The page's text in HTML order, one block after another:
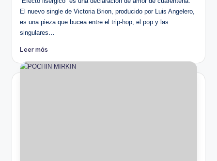
El nuevo single de Victoria Brion, producido por Luis Angelero,
es una pieza que bucea entre el trip-hop, el pop y las
singulares…
Leer más